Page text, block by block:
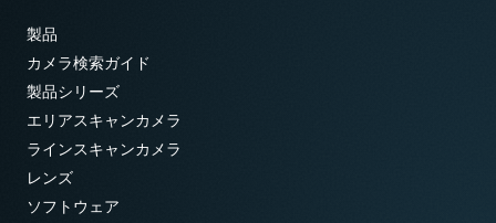
製品
カメラ検索ガイド
製品シリーズ
エリアスキャンカメラ
ラインスキャンカメラ
レンズ
ソフトウェア